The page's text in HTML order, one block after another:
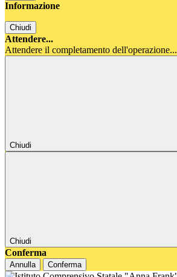
Informazione
Chiudi
Attendere...
Attendere il completamento dell'operazione...
Chiudi
Chiudi
Conferma
Annulla Conferma